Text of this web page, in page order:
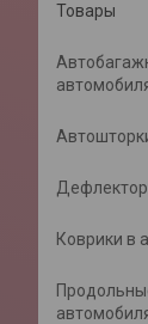
Товары
Коврики в